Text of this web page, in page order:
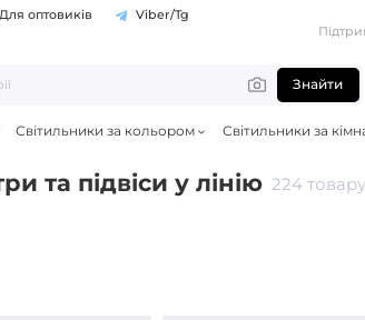
Для оптовиків Viber/Tg
Знайти
Світильники за кольором Світильники за
та підвіси у лінію 224 товару